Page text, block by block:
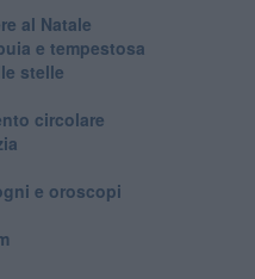
al Natale
e tempestosa
stelle
circolare
e oroscopi